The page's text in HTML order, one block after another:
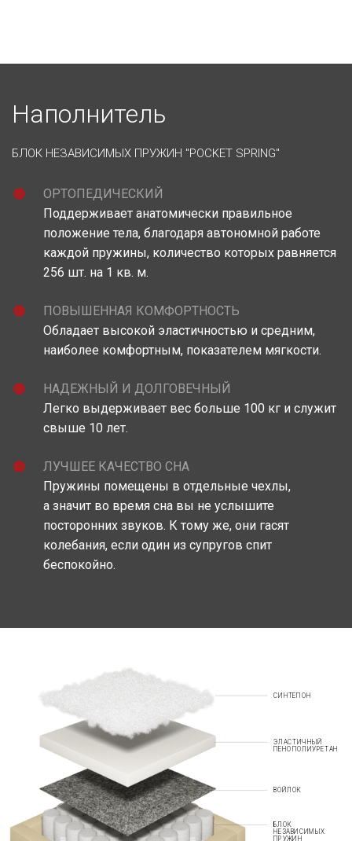
Наполнитель
БЛОК НЕЗАВИСИМЫХ ПРУЖИН "POCKET SPRING"
ОРТОПЕДИЧЕСКИЙ
Поддерживает анатомически правильное
положение тела, благодаря автономной работе
каждой пружины, количество которых равняется
256 шт. на 1 кв. м.
ПОВЫШЕННАЯ КОМФОРТНОСТЬ
Обладает высокой эластичностью и средним,
наиболее комфортным, показателем мягкости.
НАДЕЖНЫЙ И ДОЛГОВЕЧНЫЙ
Легко выдерживает вес больше 100 кг и служит
свыше 10 лет.
ЛУЧШЕЕ КАЧЕСТВО СНА
Пружины помещены в отдельные чехлы,
а значит во время сна вы не услышите
посторонних звуков. К тому же, они гасят
колебания, если один из супругов спит
беспокойно.
СИНТЕПОН
ЭЛАСТИЧНЫЙ
ПЕНОПОЛИУРЕТАН
ВОЙЛОК
БЛОК
НЕЗАВИСИМЫХ
ПРУЖИН